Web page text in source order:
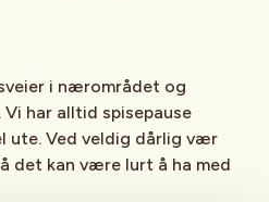
i nærområdet og
har alltid spisepause
ute. Ved veldig dårlig vær
det kan være lurt å ha med